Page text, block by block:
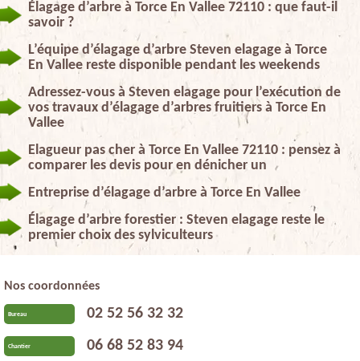
Élagage d’arbre à Torce En Vallee 72110 : que faut-il
savoir ?
L’équipe d’élagage d’arbre Steven elagage à Torce
En Vallee reste disponible pendant les weekends
Adressez-vous à Steven elagage pour l’exécution de
vos travaux d’élagage d’arbres fruitiers à Torce En
Vallee
Elagueur pas cher à Torce En Vallee 72110 : pensez à
comparer les devis pour en dénicher un
Entreprise d’élagage d’arbre à Torce En Vallee
Élagage d’arbre forestier : Steven elagage reste le
premier choix des sylviculteurs
Nos coordonnées
Bureau 02 52 56 32 32
Chantier 06 68 52 83 94